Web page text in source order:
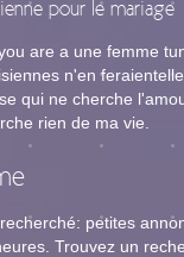
pour le mariage
are a une femme
n'en
qui ne cherche
rien de ma vie.
petites
Trouvez un